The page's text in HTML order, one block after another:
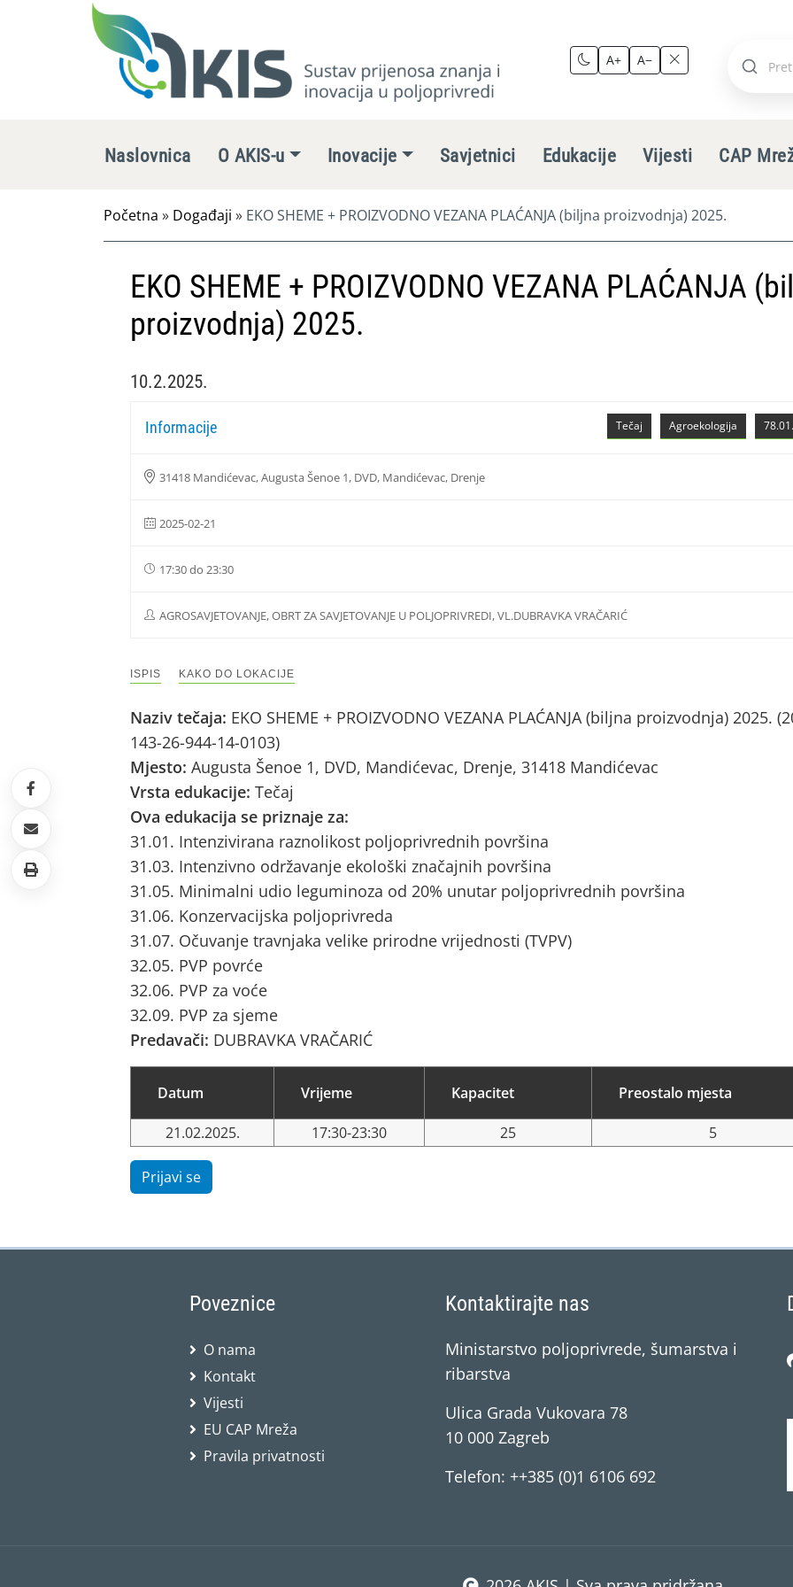
A+ A−
Pretraži
Naslovnica O AKIS-u Inovacije Savjetnici Edukacije Vijesti CAP
Početna » Događaji » EKO SHEME + PROIZVODNO VEZANA PLAĆANJA (biljna proizvodnja) 2025.
EKO SHEME + PROIZVODNO VEZANA PLAĆANJA
proizvodnja) 2025.
10.2.2025.
Agroekologija
Tečaj
Informacije
31418 Mandićevac, Augusta Šenoe 1, DVD, Mandićevac, Drenje
2025-02-21
17:30 do 23:30
AGROSAVJETOVANJE, OBRT ZA SAVJETOVANJE U POLJOPRIVREDI, VL.DUBRAVKA VRAČARIĆ
ISPIS KAKO DO LOKACIJE
Naziv tečaja: EKO SHEME + PROIZVODNO VEZANA PLAĆANJA (biljna proizvodnja) 2025.
143-26-944-14-0103)
Mjesto: Augusta Šenoe 1, DVD, Mandićevac, Drenje, 31418 Mandićevac
Vrsta edukacije: Tečaj
Ova edukacija se priznaje za:
31.01. Intenzivirana raznolikost poljoprivrednih površina
31.03. Intenzivno održavanje ekološki značajnih površina
31.05. Minimalni udio leguminoza od 20% unutar poljoprivrednih površina
31.06. Konzervacijska poljoprivreda
31.07. Očuvanje travnjaka velike prirodne vrijednosti (TVPV)
32.05. PVP povrće
32.06. PVP za voće
32.09. PVP za sjeme
Predavači: DUBRAVKA VRAČARIĆ
Datum Vrijeme Kapacitet Preostalo mjesta
21.02.2025. 17:30-23:30 25 5
Prijavi se
Poveznice
O nama
Kontakt
Vijesti
EU CAP Mreža
Pravila privatnosti
Kontaktirajte nas
Ministarstvo poljoprivrede, šumarstva i
ribarstva
Ulica Grada Vukovara 78
10 000 Zagreb
Telefon: ++385 (0)1 6106 692